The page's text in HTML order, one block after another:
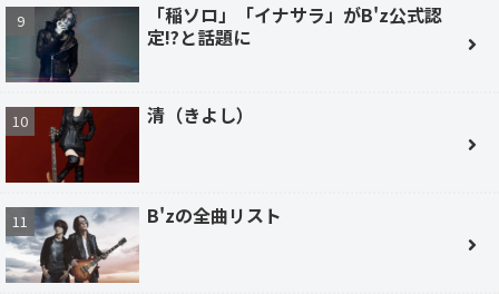
「稲ソロ」「イナサラ」がB'z公式認
定!?と話題に
清（きよし）
B'zの全曲リスト